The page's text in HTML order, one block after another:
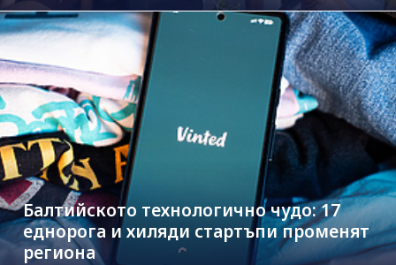
Балтийското технологично чудо: 17
еднорога и хиляди стартъпи променят
региона